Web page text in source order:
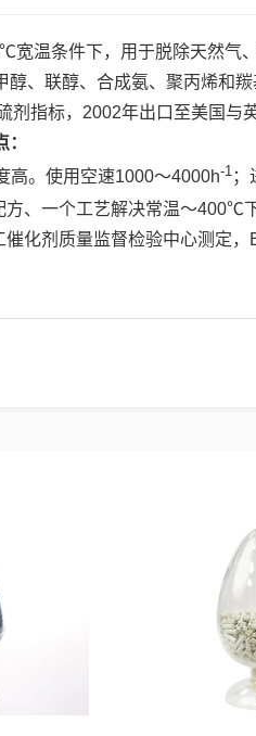
条件下，用于脱除天然气、
醇、联醇、合成氨、聚丙烯和
剂指标，2002年出口至美国与英
。使用空速1000～4000h-1 ；
一个工艺解决常温～400℃下
剂质量监督检验中心测定，